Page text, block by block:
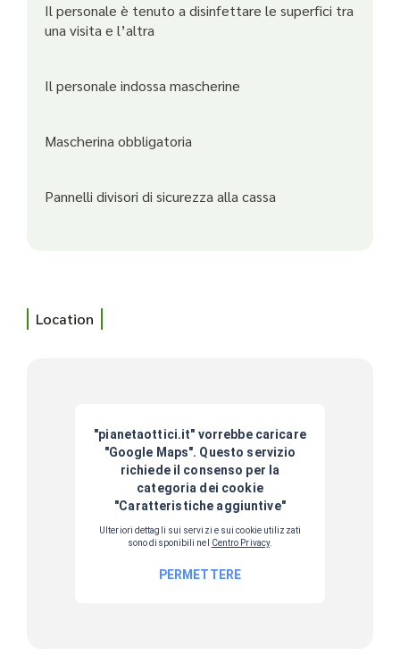
Il personale è tenuto a disinfettare le superfici tra
una visita e l’altra
Il personale indossa mascherine
Mascherina obbligatoria
Pannelli divisori di sicurezza alla cassa
Location